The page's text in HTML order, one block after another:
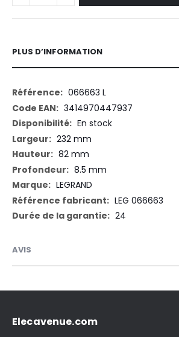
PLUS D’INFORMATION
Plus
d’information
066663 L
3414970447937
En stock
232 mm
82 mm
8.5 mm
LEGRAND
LEG 066663
24
AVIS
Elecavenue.com